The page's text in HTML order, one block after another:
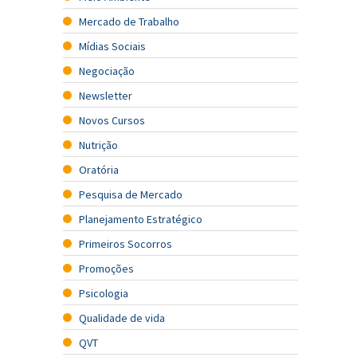
Mercado de Trabalho
Mídias Sociais
Negociação
Newsletter
Novos Cursos
Nutrição
Oratória
Pesquisa de Mercado
Planejamento Estratégico
Primeiros Socorros
Promoções
Psicologia
Qualidade de vida
QVT